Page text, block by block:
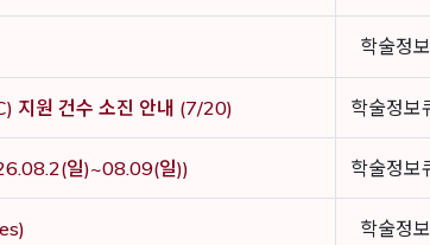
학술정
지원 건수 소진 안내 (7/20) 학술정보
일)~08.09(일)) 학술정보
학술정